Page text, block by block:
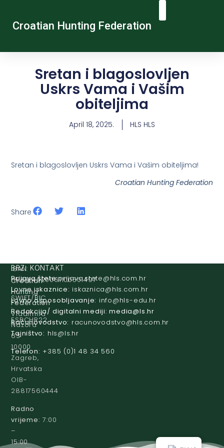
Croatian Hunting Federation
Sretan i blagoslovljen
Uskrs Vama i Vašim
obiteljima
April 18, 2025. HLS HLS
Sretan i blagoslovljen Uskrs Vama i Vašim obiteljima!
Croatian Hunting Federation
Share
Croatian
Hunting
Federation
Vladimira
Nazora
63
10000
Zagreb,
Hrvatska
OIB-
28817560444
Radno
vrijeme: 7:00
–
15:00
IBAN:
HR8124020061100501497
SWIFT/BIC
:
ESBCHR22
BRZI KONTAKT
Prijava štete: rh.moc.slh
@etets.avajirp
Lovne iskaznice:
rh.moc.slh
@acinzaksi
Lovno osposobljavanje:
rh.ude-slh
@ofni
Redakcija/ digitalni mediji:
rh.sl
@aidem
Računovodstvo:
rh.moc.slh
@ovtsdovonucar
Tajništvo:
rh.sl
@slh
Telefon: +385 (0)1 48 34 560